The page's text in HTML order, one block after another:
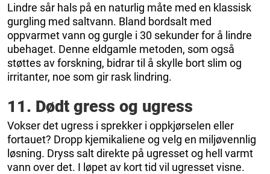
Lindre sår hals på en naturlig måte med en klassisk
gurgling med saltvann. Bland bordsalt med
oppvarmet vann og gurgle i 30 sekunder for å lindre
ubehaget. Denne eldgamle metoden, som også
støttes av forskning, bidrar til å skylle bort slim og
irritanter, noe som gir rask lindring.
11. Dødt gress og ugress
Vokser det ugress i sprekker i oppkjørselen eller
fortauet? Dropp kjemikaliene og velg en miljøvennlig
løsning. Dryss salt direkte på ugresset og hell varmt
vann over det. I løpet av kort tid vil ugresset visne.